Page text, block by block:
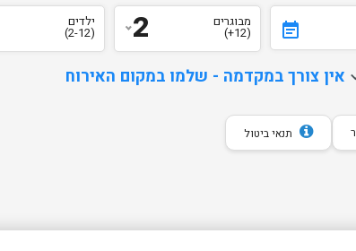
event_note מבוגרים
(12+)
2 ילדים
(2-12)
אין צורך במקדמה - שלמו במקום האירוח
תנאי ביטול